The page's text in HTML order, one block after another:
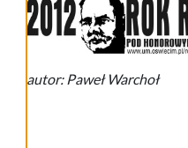
autor: Paweł Warchoł